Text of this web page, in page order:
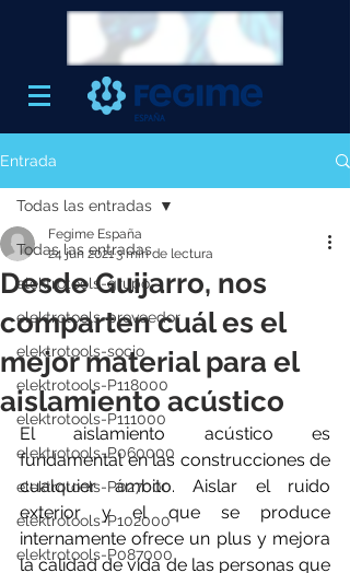
Entrada
Todas las entradas
elektrotools-grupo
elektrotools-proveedor
elektrotools-socio
elektrotools-P118000
elektrotools-P111000
elektrotools-P060000
elektrotools-P027000
elektrotools-P102000
elektrotools-P087000
Todas las entradas
Desde Guijarro, nos
comparten cuál es el
mejor material para el
aislamiento acústico
Fegime España
24 jun 20213 min de lectura
El aislamiento acústico es
fundamental en las construcciones de
cualquier ámbito. Aislar el ruido
exterior y el que se produce
internamente ofrece un plus y mejora
la calidad de vida de las personas que